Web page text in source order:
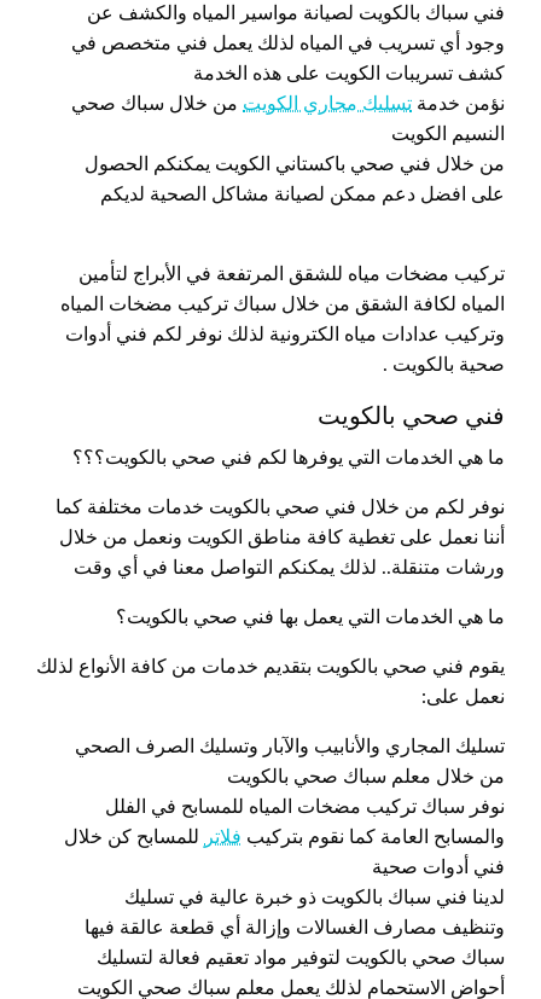
فني سباك بالكويت لصيانة مواسير المياه والكشف عن
وجود أي تسريب في المياه لذلك يعمل فني متخصص في
كشف تسريبات الكويت على هذه الخدمة
نؤمن خدمة تسليك مجاري الكويت من خلال سباك صحي
النسيم الكويت
من خلال فني صحي باكستاني الكويت يمكنكم الحصول
على افضل دعم ممكن لصيانة مشاكل الصحية لديكم
تركيب مضخات مياه للشقق المرتفعة في الأبراج لتأمين
المياه لكافة الشقق من خلال سباك تركيب مضخات المياه
وتركيب عدادات مياه الكترونية لذلك نوفر لكم فني أدوات
صحية بالكويت .
فني صحي بالكويت
ما هي الخدمات التي يوفرها لكم فني صحي بالكويت؟؟؟
نوفر لكم من خلال فني صحي بالكويت خدمات مختلفة كما
أننا نعمل على تغطية كافة مناطق الكويت ونعمل من خلال
ورشات متنقلة.. لذلك يمكنكم التواصل معنا في أي وقت
ما هي الخدمات التي يعمل بها فني صحي بالكويت؟
يقوم فني صحي بالكويت بتقديم خدمات من كافة الأنواع لذلك
نعمل على:
تسليك المجاري والأنابيب والآبار وتسليك الصرف الصحي
من خلال معلم سباك صحي بالكويت
نوفر سباك تركيب مضخات المياه للمسابح في الفلل
والمسابح العامة كما نقوم بتركيب فلاتر
للمسابح كن خلال
فني أدوات صحية
لدينا فني سباك بالكويت ذو خبرة عالية في تسليك
وتنظيف مصارف الغسالات وإزالة أي قطعة عالقة فيها
سباك صحي بالكويت لتوفير مواد تعقيم فعالة لتسليك
أحواض الاستحمام لذلك يعمل معلم سباك صحي الكويت